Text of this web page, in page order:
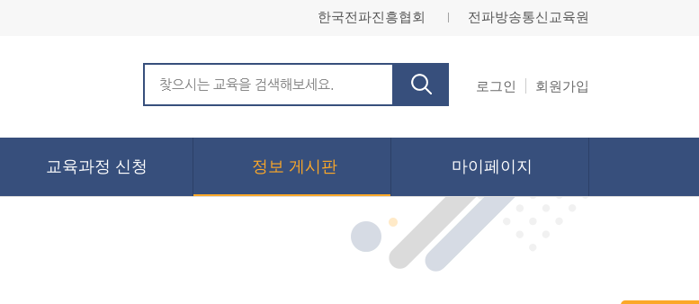
한국전파진흥협회 전파방송통신교육원
로그인 회원가입
교육과정 신청 정보 게시판 마이페이지